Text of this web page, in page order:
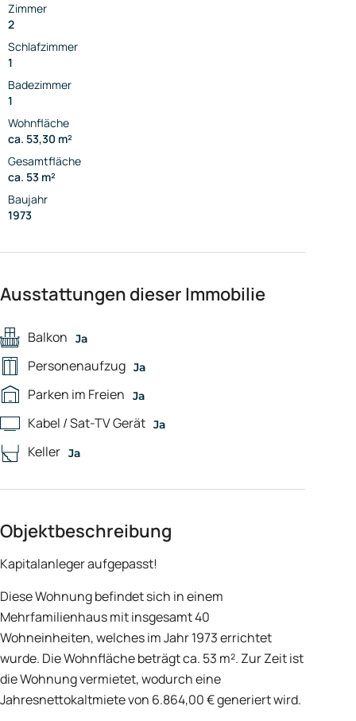
Zimmer
2
Schlafzimmer
1
Badezimmer
1
Wohnfläche
ca. 53,30 m²
Gesamtfläche
ca. 53 m²
Baujahr
1973
Ausstattungen dieser Immobilie
Balkon Ja
Personenaufzug Ja
Parken im Freien Ja
Kabel / Sat-TV Gerät Ja
Keller Ja
Objektbeschreibung
Kapitalanleger aufgepasst!
Diese Wohnung befindet sich in einem
Mehrfamilienhaus mit insgesamt 40
Wohneinheiten, welches im Jahr 1973 errichtet
wurde. Die Wohnfläche beträgt ca. 53 m². Zur Zeit ist
die Wohnung vermietet, wodurch eine
Jahresnettokaltmiete von 6.864,00 € generiert wird.